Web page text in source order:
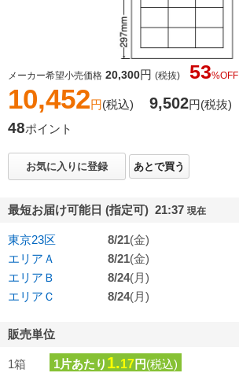
メーカー希望小売価格 20,300円 (税抜) 53%OFF
10,452円(税込) 9,502円(税抜)
48ポイント
お気に入りに登録 あとで買う
最短お届け可能日 (指定可) 21:37 現在
東京23区 8/21(金)
エリアＡ
8/21(金)
エリアＢ
8/24(月)
エリアＣ
8/24(月)
販売単位
1箱 1片あたり 1.17円(税込)